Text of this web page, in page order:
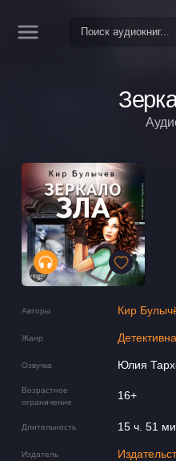
Авторы Кир
Жанр
Озвучка Юлия
Возрастное
ограничение
16+
Длительность 15 ч. 51
Издатель